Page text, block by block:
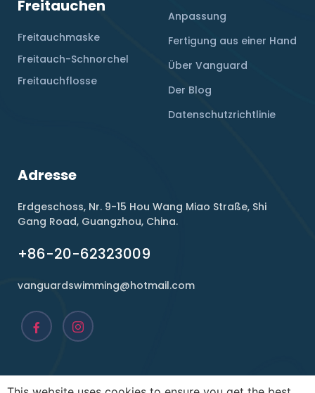
Freitauchen
Freitauchmaske
Freitauch-Schnorchel
Freitauchflosse
Anpassung
Fertigung aus einer Hand
Über Vanguard
Der Blog
Datenschutzrichtlinie
Adresse
Erdgeschoss, Nr. 9-15 Hou Wang Miao Straße, Shi
Gang Road, Guangzhou, China.
+86-20-62323009
vanguardswimming@hotmail.com